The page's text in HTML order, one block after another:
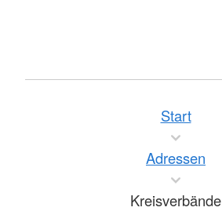
Start
Adressen
Kreisverbände